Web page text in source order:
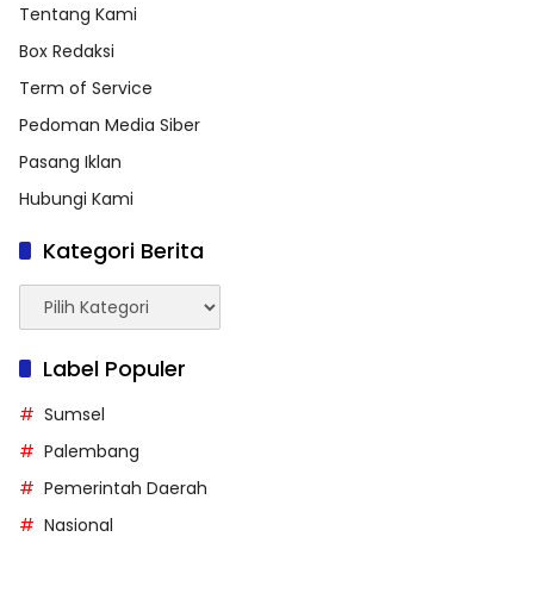
Tentang Kami
Box Redaksi
Term of Service
Pedoman Media Siber
Pasang Iklan
Hubungi Kami
Kategori Berita
Kategori
Berita
Label Populer
Sumsel
Palembang
Pemerintah Daerah
Nasional